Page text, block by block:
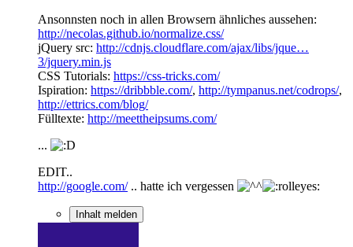
Ansonnsten noch in allen Browsern ähnliches aussehen:
http://necolas.github.io/normalize.css/
jQuery src: http://cdnjs.cloudflare.com/ajax/libs/jque…
3/jquery.min.js
CSS Tutorials: https://css-tricks.com/
Ispiration: https://dribbble.com/, http://tympanus.net/codrops/,
http://ettrics.com/blog/
Fülltexte: http://meettheipsums.com/
...
EDIT..
http://google.com/.. hatte ich vergessen
Inhalt melden